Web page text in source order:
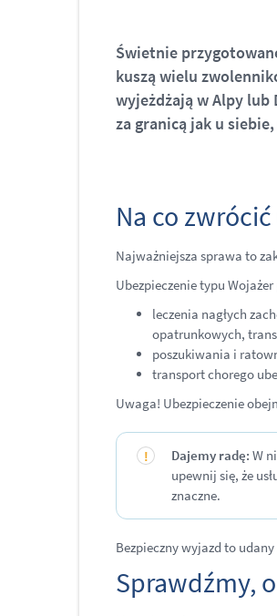
Świetnie
kuszą wielu
wyjeżdżają w Alpy lub
za granicą jak u
Na co
Najważniejsza sprawa to
Ubezpieczenie typu
leczenia nagłych
opatrunkowych,
poszukiwania i
transport chorego
Uwaga! Ubezpieczenie
Dajemy radę: W
upewnij się, że
znaczne.
Bezpieczny wyjazd to
Sprawdźmy,